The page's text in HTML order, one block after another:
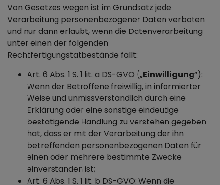
Von Gesetzes wegen ist im Grundsatz jede
Verarbeitung personenbezogener Daten verboten
und nur dann erlaubt, wenn die Datenverarbeitung
unter einen der folgenden
Rechtfertigungstatbestände fällt:
Art. 6 Abs. 1 S. 1 lit. a DS-GVO („Einwilligung“):
Wenn der Betroffene freiwillig, in informierter
Weise und unmissverständlich durch eine
Erklärung oder eine sonstige eindeutige
bestätigende Handlung zu verstehen gegeben
hat, dass er mit der Verarbeitung der ihn
betreffenden personenbezogenen Daten für
einen oder mehrere bestimmte Zwecke
einverstanden ist;
Art. 6 Abs. 1 S. 1 lit. b DS-GVO: Wenn die